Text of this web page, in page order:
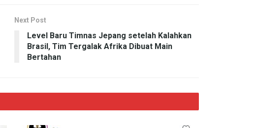
Next Post
Level Baru Timnas Jepang setelah Kalahkan
Brasil, Tim Tergalak Afrika Dibuat Main
Bertahan